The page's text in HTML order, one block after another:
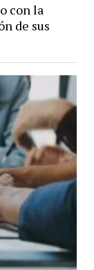
con la
de sus